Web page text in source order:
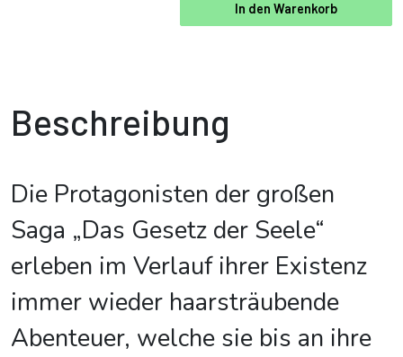
In den Warenkorb
Beschreibung
Die Protagonisten der großen
Saga „Das Gesetz der Seele“
erleben im Verlauf ihrer Existenz
immer wieder haarsträubende
Abenteuer, welche sie bis an ihre